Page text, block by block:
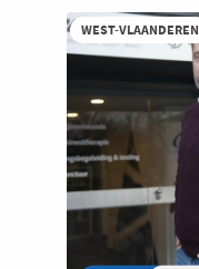
WEST-VLAANDEREN